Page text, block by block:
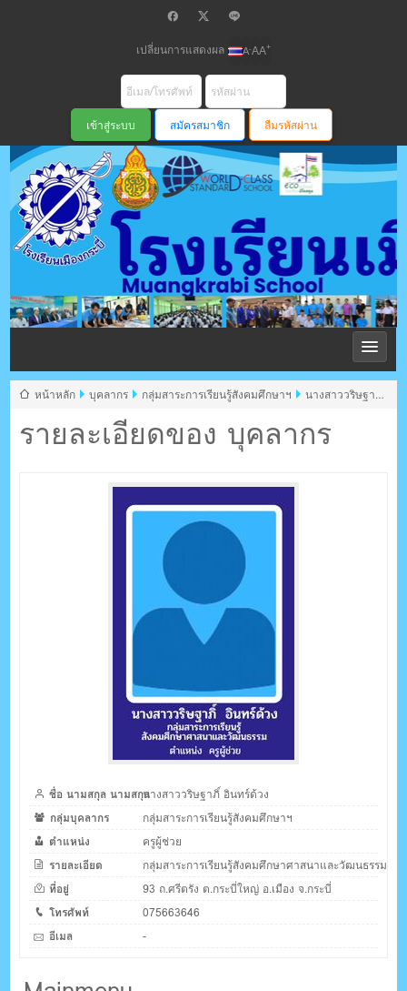
เปลี่ยนการแสดงผล A-AA+
สมัครสมาชิก ลืมรหัสผ่าน
โรงเรียนเมือง
กระบี่ สพม
ตรัง กระบี่
รายละเอียดของ บุคลากร
หน้าหลัก บุคลากร กลุ่มสาระการเรียนรู้สังคมศึกษาฯ
นางสาววริษฐาภิ์
ชื่อ นามสกุล นามสกุลนางสาววริษฐาภิ์ อินทร์ด้วง
กลุ่มบุคลากร
กลุ่มสาระการเรียนรู้สังคมศึกษาฯ
ตำแหน่ง
ครูผู้ช่วย
รายละเอียด
กลุ่มสาระการเรียนรู้สังคมศึกษาศาสนาและวัฒนธรรม
ที่อยู่
93 ถ.ศรีตรัง ต.กระบี่ใหญ่ อ.เมือง จ.กระบี่
โทรศัพท์
075663646
อีเมล
-